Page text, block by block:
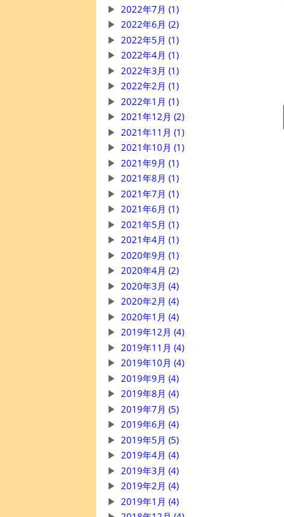
2022年7月 (1)
2022年6月 (2)
2022年5月 (1)
2022年4月 (1)
2022年3月 (1)
2022年2月 (1)
2022年1月 (1)
2021年12月 (2)
2021年11月 (1)
2021年10月 (1)
2021年9月 (1)
2021年8月 (1)
2021年7月 (1)
2021年6月 (1)
2021年5月 (1)
2021年4月 (1)
2020年9月 (1)
2020年4月 (2)
2020年3月 (4)
2020年2月 (4)
2020年1月 (4)
2019年12月 (4)
2019年11月 (4)
2019年10月 (4)
2019年9月 (4)
2019年8月 (4)
2019年7月 (5)
2019年6月 (4)
2019年5月 (5)
2019年4月 (4)
2019年3月 (4)
2019年2月 (4)
2019年1月 (4)